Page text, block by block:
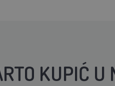
KUPIĆ U